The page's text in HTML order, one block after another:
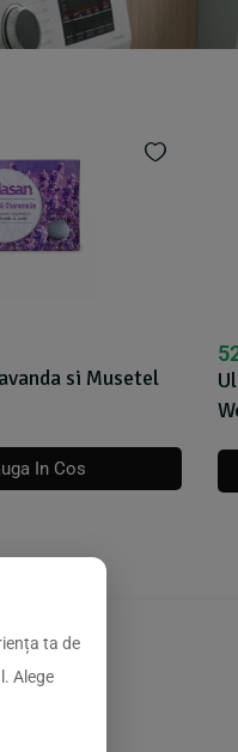
si Musetel
In Cos
ta de
Alege